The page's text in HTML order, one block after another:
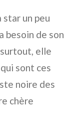
un peu
besoin de son
elle
sont ces
noire des
chère